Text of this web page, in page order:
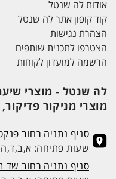
אודות לה שנטל
קוד קופון אתר לה שנטל
הצהרת נגישות
הצטרפו לתכנית שותפים
הרשמה למועדון לקוחות
לה שנטל - מוצרי
מוצרי מניקור
סניף נתניה רחוב פנקס
שעות פתיחה: א,ב,ד,ה : 9:00-15:00, ג: 9:00-
סניף נתניה רחוב שד